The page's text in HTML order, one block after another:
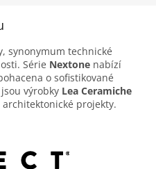
synonymum technické
Série Nextone nabízí
o sofistikované
výrobky Lea Ceramiche
projekty.